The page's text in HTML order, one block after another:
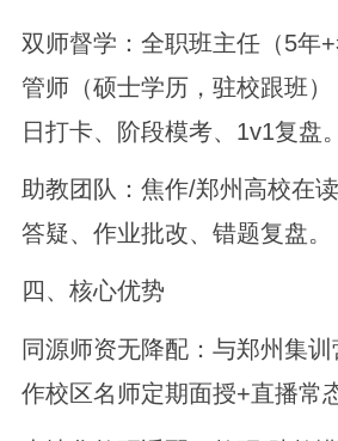
双师督学：全职班主任（5年
管师（硕士学历，驻校跟班
日打卡、阶段模考、1v1复盘。
助教团队：焦作/郑州高校在
答疑、作业批改、错题复盘。
四、核心优势
同源师资无降配：与郑州集
作校区名师定期面授+直播常